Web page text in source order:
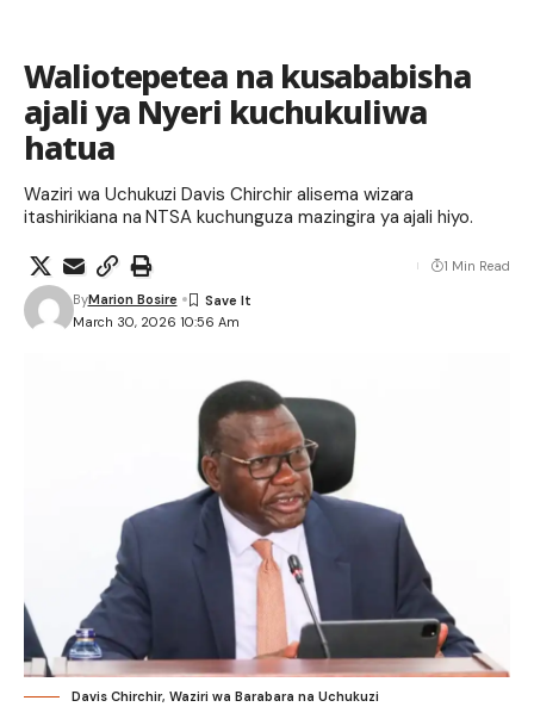
Waliotepetea na kusababisha
ajali ya Nyeri kuchukuliwa
hatua
Waziri wa Uchukuzi Davis Chirchir alisema wizara
itashirikiana na NTSA kuchunguza mazingira ya ajali hiyo.
March 30, 2026 10:56 Am
ByMarion Bosire
1 Min Read
Davis Chirchir, Waziri wa Barabara na Uchukuzi